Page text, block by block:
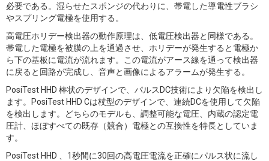
必要である。湿らせたスポンジの代わりに、帯電した導電性ブラシ
やスプリング電極を使用する。
高電圧ホリデー検出器の動作原理は、低電圧検出器と同様である。
帯電した電極を被膜の上を通過させ、ホリデーが発生すると電極か
ら下の基板に電流が流れます。この電流がアース線を通って検出器
に戻ると回路が完成し、音声と画像によるアラームが発生する。
PosiTest HHD 棒状のデザインで、パルスDC技術により欠陥を検出し
ます。PosiTest HHD Cは杖型のデザインで、連続DCを使用して欠陥
を検出します。どちらのモデルも、調整可能な電圧、内蔵の認定電
圧計、ほぼすべての既存（競合）電極との互換性を特長としていま
す。
PosiTest HHD 、1秒間に30回の高電圧電流を正確にパルス状に流し